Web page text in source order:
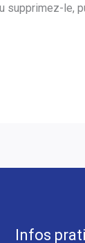
supprimez-le,
Infos